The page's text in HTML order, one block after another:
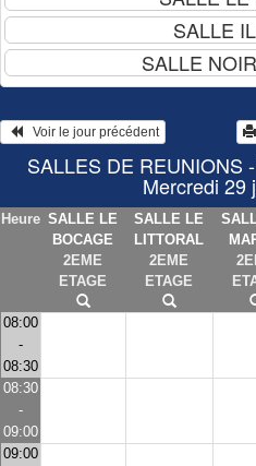
   Voir le jour précédent
SALLES DE REUNIONS
Mercredi 29
Heure SALLE LE
BOCAGE
2EME
ETAGE
SALLE LE
LITTORAL
2EME
ETAGE
08:00
-
08:30
08:30
-
09:00
09:00